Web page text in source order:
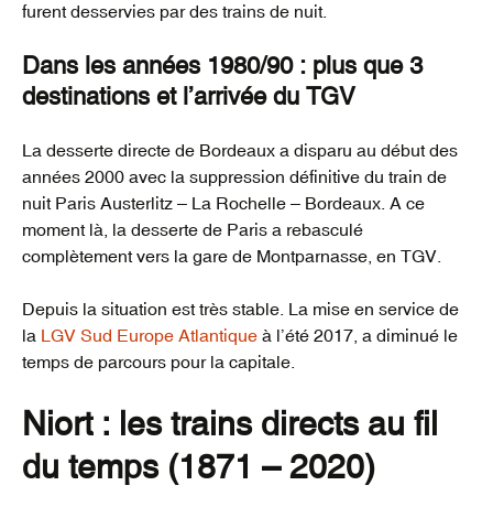
furent desservies par des trains de nuit.
Dans les années 1980/90 : plus que 3
destinations et l’arrivée du TGV
La desserte directe de Bordeaux a disparu au début des
années 2000 avec la suppression définitive du train de
nuit Paris Austerlitz – La Rochelle – Bordeaux. A ce
moment là, la desserte de Paris a rebasculé
complètement vers la gare de Montparnasse, en TGV.
Depuis la situation est très stable. La mise en service de
la LGV Sud Europe Atlantique à l’été 2017, a diminué le
temps de parcours pour la capitale.
Niort : les trains directs au fil
du temps (1871 – 2020)